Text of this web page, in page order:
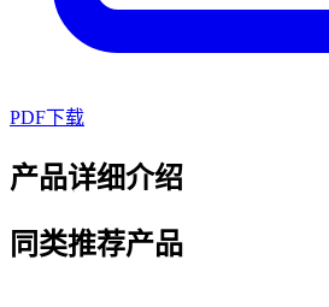
PDF下载
产品详细介绍
同类推荐产品